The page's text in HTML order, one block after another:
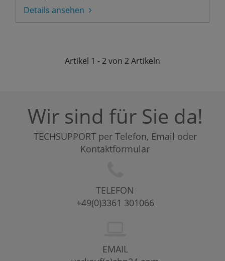
Details ansehen
Artikel 1 - 2 von 2Artikeln
Wir sind für Sie da!
TECHSUPPORT per Telefon, Email oder
Kontaktformular
TELEFON
+49(0)3361 301066
EMAIL